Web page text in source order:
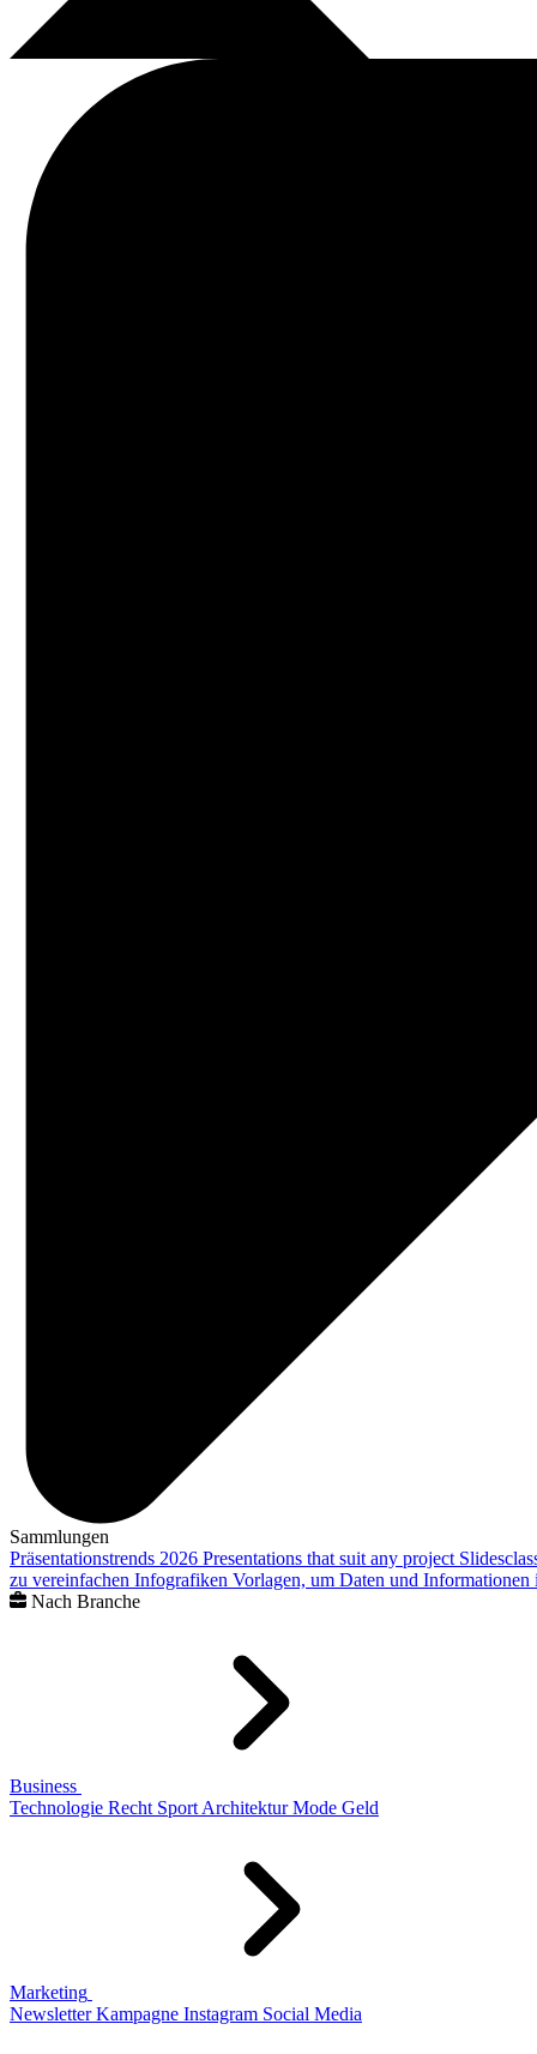
Sammlungen
Präsentationstrends 2026 Presentations that suit any project
zu vereinfachen Infografiken Vorlagen, um Daten und
Nach Branche
Business
Technologie Recht Sport Architektur Mode Geld
Marketing
Newsletter Kampagne Instagram Social Media